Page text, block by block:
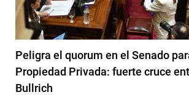
Peligra el quorum en el Senado
Propiedad Privada: fuerte cruce
Bullrich